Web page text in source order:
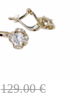
129.00€